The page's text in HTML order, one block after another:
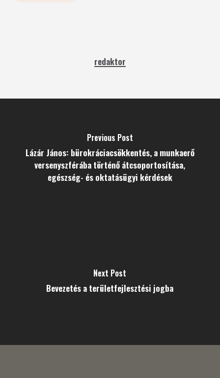
redaktor
Previous Post
Lázár János: bürokráciacsökkentés, a munkaerő
versenyszférába történő átcsoportosítása,
egészség- és oktatásügyi kérdések
Next Post
Bevezetés a területfejlesztési jogba